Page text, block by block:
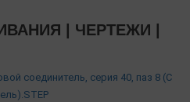
| ЧЕРТЕЖИ |
соединитель, серия 40, паз 8 (С